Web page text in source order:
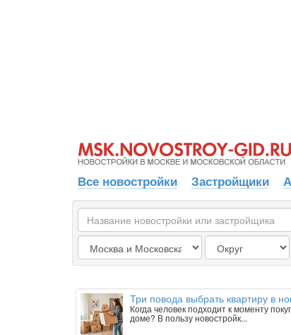
Все новостройки Застройщики
Три повода выбрать квартиру в
Когда человек подходит к моменту
доме? В пользу новостройк...